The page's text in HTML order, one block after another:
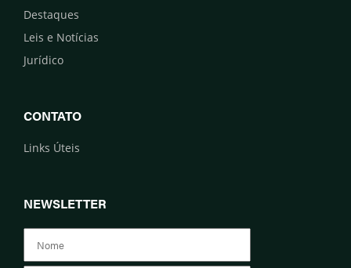
Destaques
Leis e Notícias
Jurídico
CONTATO
Links Úteis
NEWSLETTER